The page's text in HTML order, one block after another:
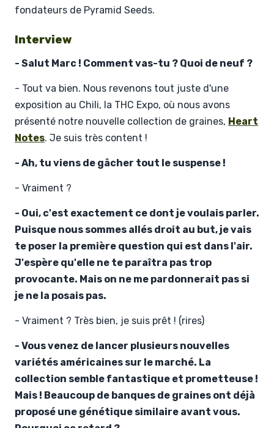
fondateurs de Pyramid Seeds.
Interview
- Salut Marc ! Comment vas-tu ? Quoi de neuf ?
- Tout va bien. Nous revenons tout juste d'une
exposition au Chili, la THC Expo, où nous avons
présenté notre nouvelle collection de graines, Heart
Notes. Je suis très content !
- Ah, tu viens de gâcher tout le suspense !
- Vraiment ?
- Oui, c'est exactement ce dont je voulais parler.
Puisque nous sommes allés droit au but, je vais
te poser la première question qui est dans l'air.
J'espère qu'elle ne te paraîtra pas trop
provocante. Mais on ne me pardonnerait pas si
je ne la posais pas.
- Vraiment ? Très bien, je suis prêt ! (rires)
- Vous venez de lancer plusieurs nouvelles
variétés américaines sur le marché. La
collection semble fantastique et prometteuse !
Mais ! Beaucoup de banques de graines ont déjà
proposé une génétique similaire avant vous.